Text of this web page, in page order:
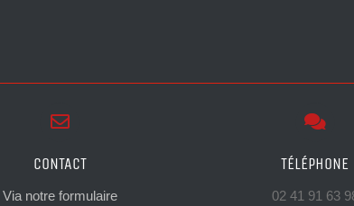
CONTACT
Via notre formulaire
TÉLÉPHONE
02 41 91 63